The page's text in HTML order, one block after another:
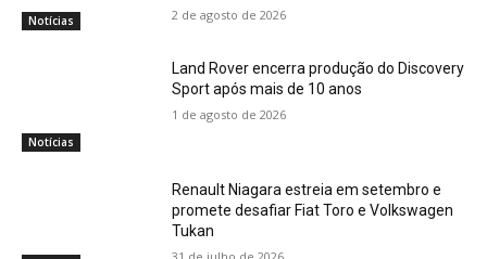
Notícias 2 de agosto de 2026
Notícias
Land Rover encerra produção do Discovery
Sport após mais de 10 anos
1 de agosto de 2026
Renault Niagara estreia em setembro e
promete desafiar Fiat Toro e Volkswagen
Tukan